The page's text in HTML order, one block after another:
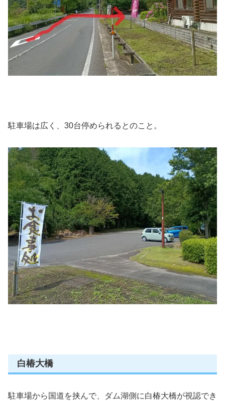
駐車場は広く、30台停められるとのこと。
白椿大橋
駐車場から国道を挟んで、ダム湖側に白椿大橋が視認でき